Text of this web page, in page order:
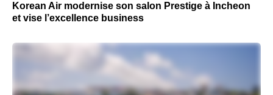
Korean Air modernise son salon Prestige à Incheon
et vise l’excellence business